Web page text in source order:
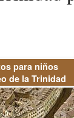
para niños
de la Trinidad